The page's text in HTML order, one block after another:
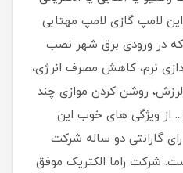
این لامپ گازی لامپ مهتابی
در ورودی برق شهر نصب
نرم، کاهش مصرف انرژی،
روشن کردن موازی چند
از ویژگی های خوب این
گارانتی دو ساله شرکت
شرکت راما الکتریک موفق